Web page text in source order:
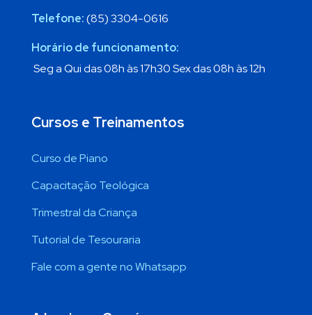
Telefone:(85) 3304-0616
Horário de funcionamento:
Seg a Qui das 08h às 17h30 Sex das 08h às 12h
Cursos e Treinamentos
Curso de Piano
Capacitação Teológica
Trimestral da Criança
Tutorial de Tesouraria
Fale com a gente no Whatsapp